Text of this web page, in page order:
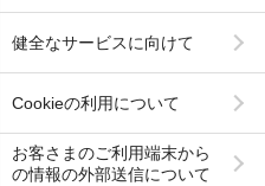
健全なサービスに向けて
Cookieの利用について
お客さまのご利用端末から
の情報の外部送信について